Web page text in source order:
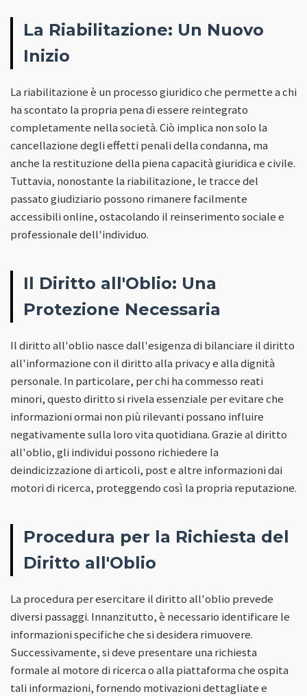
La Riabilitazione: Un Nuovo
Inizio
La riabilitazione è un processo giuridico che permette a chi
ha scontato la propria pena di essere reintegrato
completamente nella società. Ciò implica non solo la
cancellazione degli effetti penali della condanna, ma
anche la restituzione della piena capacità giuridica e civile.
Tuttavia, nonostante la riabilitazione, le tracce del
passato giudiziario possono rimanere facilmente
accessibili online, ostacolando il reinserimento sociale e
professionale dell'individuo.
Il Diritto all'Oblio: Una
Protezione Necessaria
Il diritto all'oblio nasce dall'esigenza di bilanciare il diritto
all'informazione con il diritto alla privacy e alla dignità
personale. In particolare, per chi ha commesso reati
minori, questo diritto si rivela essenziale per evitare che
informazioni ormai non più rilevanti possano influire
negativamente sulla loro vita quotidiana. Grazie al diritto
all'oblio, gli individui possono richiedere la
deindicizzazione di articoli, post e altre informazioni dai
motori di ricerca, proteggendo così la propria reputazione.
Procedura per la Richiesta del
Diritto all'Oblio
La procedura per esercitare il diritto all'oblio prevede
diversi passaggi. Innanzitutto, è necessario identificare le
informazioni specifiche che si desidera rimuovere.
Successivamente, si deve presentare una richiesta
formale al motore di ricerca o alla piattaforma che ospita
tali informazioni, fornendo motivazioni dettagliate e